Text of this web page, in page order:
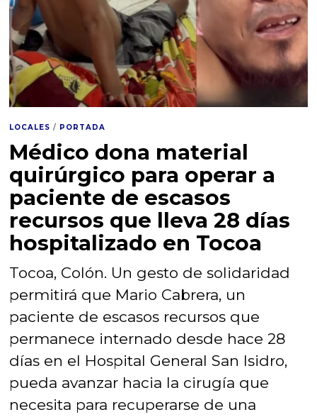
LOCALES / PORTADA
Médico dona material
quirúrgico para operar a
paciente de escasos
recursos que lleva 28 días
hospitalizado en Tocoa
Tocoa, Colón. Un gesto de solidaridad
permitirá que Mario Cabrera, un
paciente de escasos recursos que
permanece internado desde hace 28
días en el Hospital General San Isidro,
pueda avanzar hacia la cirugía que
necesita para recuperarse de una